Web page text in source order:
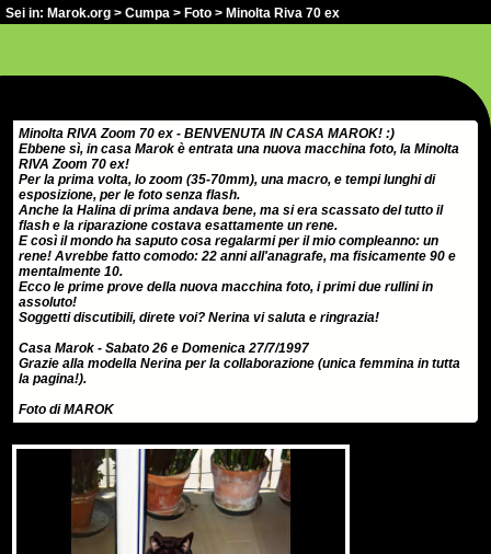
Sei in: Marok.org > Cumpa > Foto > Minolta Riva 70 ex
Minolta RIVA Zoom 70 ex - BENVENUTA IN CASA MAROK! :)
Ebbene sì, in casa Marok è entrata una nuova macchina foto, la Minolta
RIVA Zoom 70 ex!
Per la prima volta, lo zoom (35-70mm), una macro, e tempi lunghi di
esposizione, per le foto senza flash.
Anche la Halina di prima andava bene, ma si era scassato del tutto il
flash e la riparazione costava esattamente un rene.
E così il mondo ha saputo cosa regalarmi per il mio compleanno: un
rene! Avrebbe fatto comodo: 22 anni all'anagrafe, ma fisicamente 90 e
mentalmente 10.
Ecco le prime prove della nuova macchina foto, i primi due rullini in
assoluto!
Soggetti discutibili, direte voi? Nerina vi saluta e ringrazia!
Casa Marok - Sabato 26 e Domenica 27/7/1997
Grazie alla modella Nerina per la collaborazione (unica femmina in tutta
la pagina!).
Foto di MAROK